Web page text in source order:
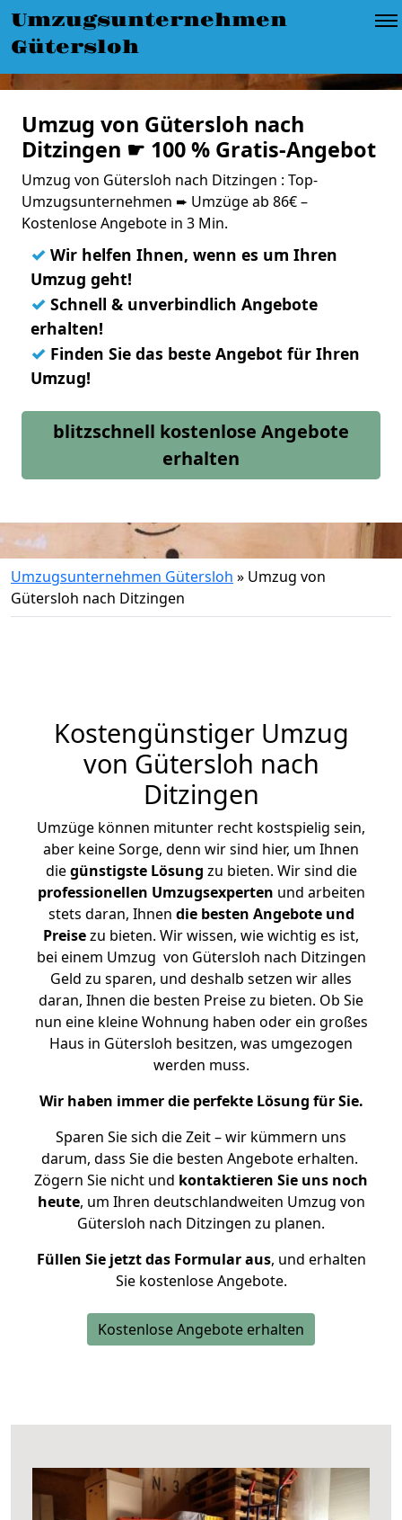
Umzugsunternehmen
Gütersloh
Umzug von Gütersloh nach
Ditzingen ☛ 100 % Gratis-Angebot
Umzug von Gütersloh nach Ditzingen : Top-
Umzugsunternehmen ➨ Umzüge ab 86€ –
Kostenlose Angebote in 3 Min.
✓ Wir helfen Ihnen, wenn es um Ihren
Umzug geht!
✓ Schnell & unverbindlich Angebote
erhalten!
✓ Finden Sie das beste Angebot für Ihren
Umzug!
blitzschnell kostenlose Angebote
erhalten
Umzugsunternehmen Gütersloh » Umzug von
Gütersloh nach Ditzingen
Kostengünstiger Umzug
von Gütersloh nach
Ditzingen
Umzüge können mitunter recht kostspielig sein,
aber keine Sorge, denn wir sind hier, um Ihnen
diegünstigste Lösung zu bieten. Wir sind die
professionellen Umzugsexperten und arbeiten
stets daran, Ihnen die besten Angebote und
Preisezu bieten. Wir wissen, wie wichtig es ist,
bei einem Umzug von Gütersloh nach Ditzingen
Geld zu sparen, und deshalb setzen wir alles
daran, Ihnen die besten Preise zu bieten. Ob Sie
nun eine kleine Wohnung haben oder ein großes
Haus in Gütersloh besitzen, was umgezogen
werden muss.
Wir haben immer die perfekte Lösung für Sie.
Sparen Sie sich die Zeit – wir kümmern uns
darum, dass Sie die besten Angebote erhalten.
Zögern Sie nicht und kontaktieren Sie uns noch
heute, um Ihren deutschlandweiten Umzug von
Gütersloh nach Ditzingen zu planen.
Füllen Sie jetzt das Formular aus, und erhalten
Sie kostenlose Angebote.
Kostenlose Angebote erhalten